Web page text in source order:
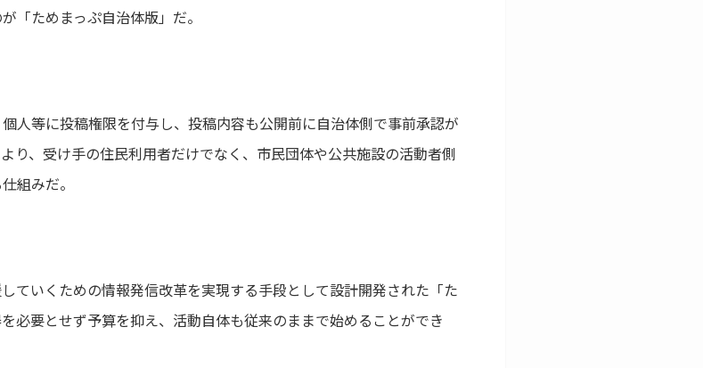
「ためまっぷ自治体版」だ。
人等に投稿権限を付与し、投稿内容も公開前に自治体側で事前承認が
り、受け手の住民利用者だけでなく、市民団体や公共施設の活動者側
組みだ。
ていくための情報発信改革を実現する手段として設計開発された「た
必要とせず予算を抑え、活動自体も従来のままで始めることができ